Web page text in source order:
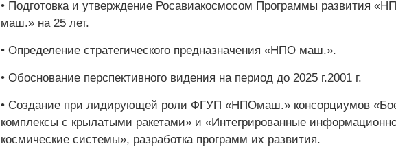
• Подготовка и утверждение Росавиакосмосом Программы развития
маш.» на 25 лет.
• Определение стратегического предназначения «НПО маш.».
• Обоснование перспективного видения на период до 2025 г.2001 г.
• Создание при лидирующей роли ФГУП «НПОмаш.» консорциумов
комплексы с крылатыми ракетами» и «Интегрированные
космические системы», разработка программ их развития.